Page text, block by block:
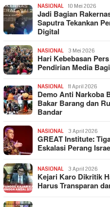
NASIONAL 10 Mei 2026
Jadi Bagian
Saputra Tekankan
Digital
NASIONAL 3 Mei 2026
Hari Kebebasan
Pendirian Media
NASIONAL 11 April 2026
Demo Anti Narkoba
Bakar Barang dan
Bandar
NASIONAL 3 April 2026
GREAT Institute:
Eskalasi Perang
NASIONAL 3 April 2026
Kejari Karo Dikritik
Harus Transparan